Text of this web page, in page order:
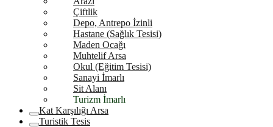
Çiftlik
Depo, Antrepo İzinli
Hastane (Sağlık Tesisi)
Maden Ocağı
Muhtelif Arsa
Okul (Eğitim Tesisi)
Sanayi İmarlı
Sit Alanı
Turizm İmarlı
Kat Karşılığı Arsa
Turistik Tesis